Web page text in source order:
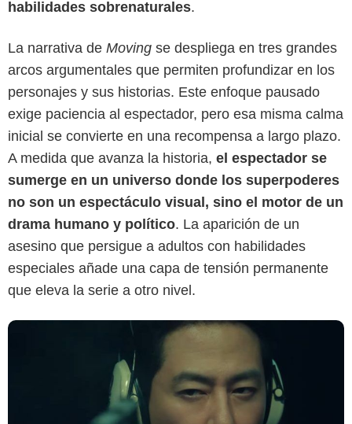
habilidades sobrenaturales.
La narrativa de Moving se despliega en tres grandes
arcos argumentales que permiten profundizar en los
personajes y sus historias. Este enfoque pausado
exige paciencia al espectador, pero esa misma calma
inicial se convierte en una recompensa a largo plazo.
A medida que avanza la historia, el espectador se
sumerge en un universo donde los superpoderes
no son un espectáculo visual, sino el motor de un
drama humano y político. La aparición de un
asesino que persigue a adultos con habilidades
especiales añade una capa de tensión permanente
que eleva la serie a otro nivel.
Disney+